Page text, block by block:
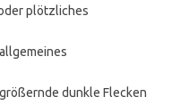
plötzliches
dunkle Flecken